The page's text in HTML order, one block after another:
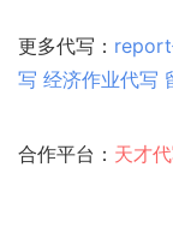
更多代写：
写 经济作业代写
合作平台： 天才